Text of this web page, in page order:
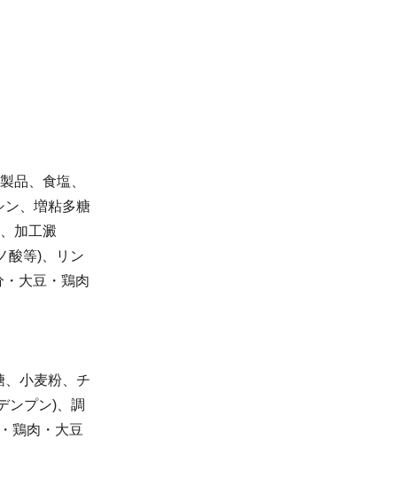
品、食塩、
ン、増粘多糖
加工澱
酸等)、リン
大豆・鶏肉
、小麦粉、チ
ンプン)、調
鶏肉・大豆